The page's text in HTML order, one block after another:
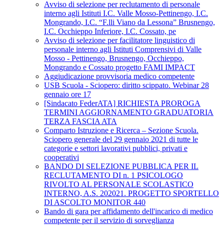
Avviso di selezione per reclutamento di personale
interno agli Istituti I.C. Valle Mosso-Pettinengo, I.C.
Mongrando, I.C. “F.lli Viano da Lessona” Brusnengo,
I.C. Occhieppo Inferiore, I.C. Cossato, pe
Avviso di selezione per facilitatore linguistico di
personale interno agli Istituti Comprensivi di Valle
Mosso - Pettinengo, Brusnengo, Occhieppo,
Mongrando e Cossato progetto FAMI IMPACT
Aggiudicazione provvisoria medico competente
USB Scuola - Sciopero: diritto scippato. Webinar 28
gennaio ore 17
[Sindacato FederATA] RICHIESTA PROROGA
TERMINI AGGIORNAMENTO GRADUATORIA
TERZA FASCIA ATA
Comparto Istruzione e Ricerca – Sezione Scuola.
Sciopero generale del 29 gennaio 2021 di tutte le
categorie e settori lavorativi pubblici, privati e
cooperativi
BANDO DI SELEZIONE PUBBLICA PER IL
RECLUTAMENTO DI n. 1 PSICOLOGO
RIVOLTO AL PERSONALE SCOLASTICO
INTERNO, A.S. 202021. PROGETTO SPORTELLO
DI ASCOLTO MONITOR 440
Bando di gara per affidamento dell'incarico di medico
competente per il servizio di sorveglianza